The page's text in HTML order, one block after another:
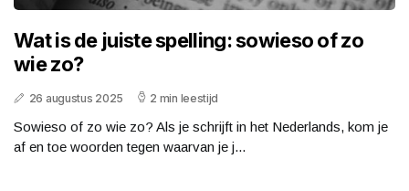
Wat is de juiste spelling: sowieso of zo
wie zo?
26 augustus 2025 2 min leestijd
Sowieso of zo wie zo? Als je schrijft in het Nederlands, kom je
af en toe woorden tegen waarvan je j...